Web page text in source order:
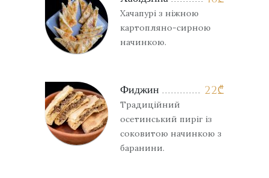
Хачапурі з ніжною
картопляно-сирною
начинкою.
22₾
Фиджин
Традиційний
осетинський пиріг із
соковитою начинкою з
баранини.